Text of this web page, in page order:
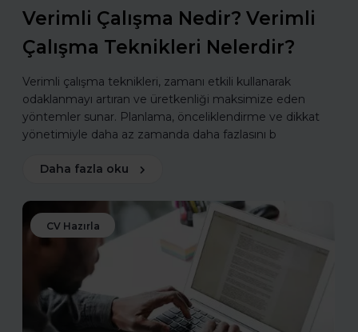
Verimli Çalışma Nedir? Verimli
Çalışma Teknikleri Nelerdir?
Verimli çalışma teknikleri, zamanı etkili kullanarak
odaklanmayı artıran ve üretkenliği maksimize eden
yöntemler sunar. Planlama, önceliklendirme ve dikkat
yönetimiyle daha az zamanda daha fazlasını b
Daha fazla oku
CV Hazırla